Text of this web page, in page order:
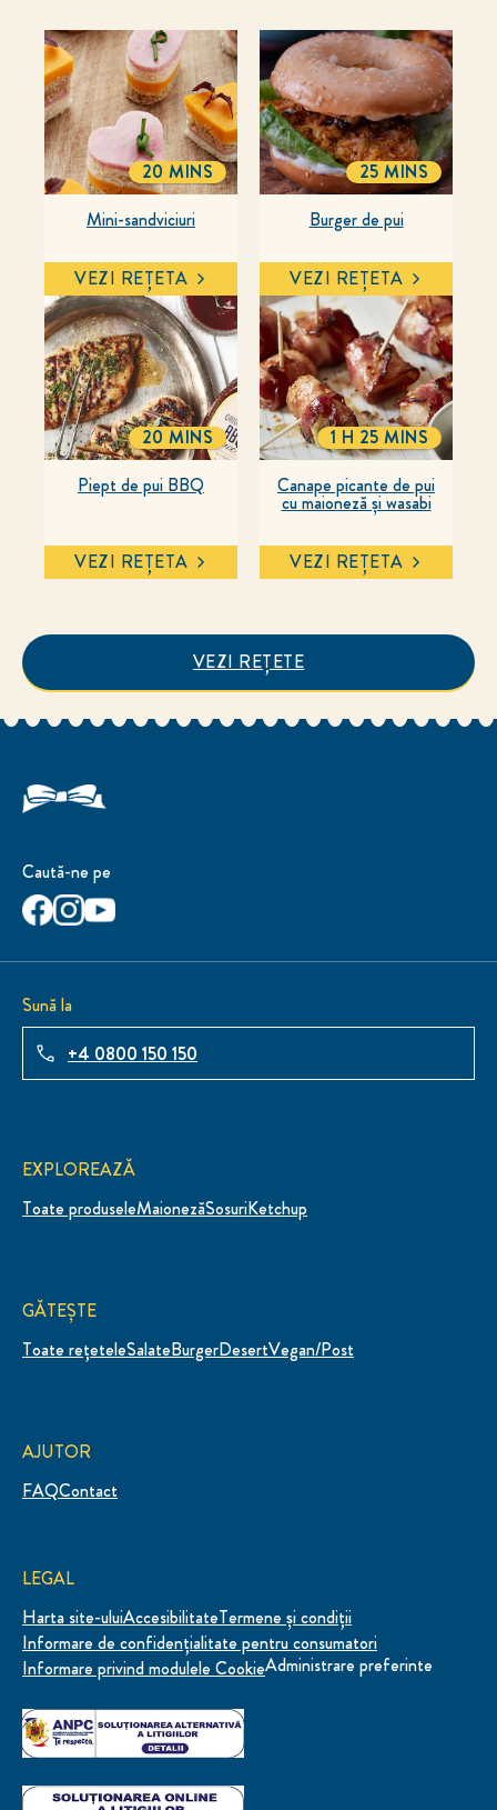
Mini-sandviciuri
TOTALTIME
20 MINS
VEZI REȚETA
Burger de pui
TOTALTIME
25 MINS
VEZI REȚETA
Piept de pui BBQ
TOTALTIME
20 MINS
VEZI REȚETA
Canape picante de pui
cu maioneză și wasabi
TOTALTIME
1 H 25 MINS
VEZI REȚETA
VEZI REȚETE
Caută-ne pe
Sună la
+4 0800 150 150
EXPLOREAZĂ
Toate produseleMaionezăSosuriKetchup
GĂTEȘTE
Toate rețeteleSalateBurgerDesertVegan/Post
AJUTOR
FAQContact
LEGAL
Harta site-uluiAccesibilitateTermene și condiții
Informare de confidenţialitate pentru consumatori
Informare privind modulele CookieAdministrare preferinte